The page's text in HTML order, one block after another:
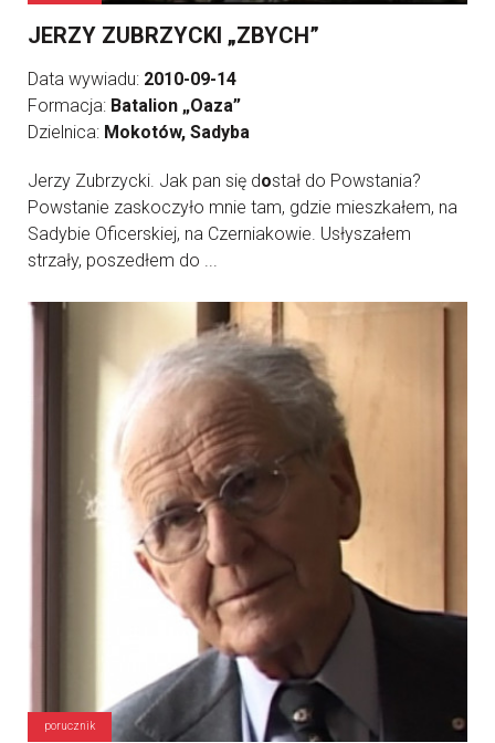
JERZY ZUBRZYCKI „ZBYCH”
Data wywiadu: 2010-09-14
Formacja: Batalion „Oaza”
Dzielnica: Mokotów, Sadyba
Jerzy Zubrzycki. Jak pan się dostał do Powstania?
Powstanie zaskoczyło mnie tam, gdzie mieszkałem, na
Sadybie Oficerskiej, na Czerniakowie. Usłyszałem
strzały, poszedłem do ...
porucznik